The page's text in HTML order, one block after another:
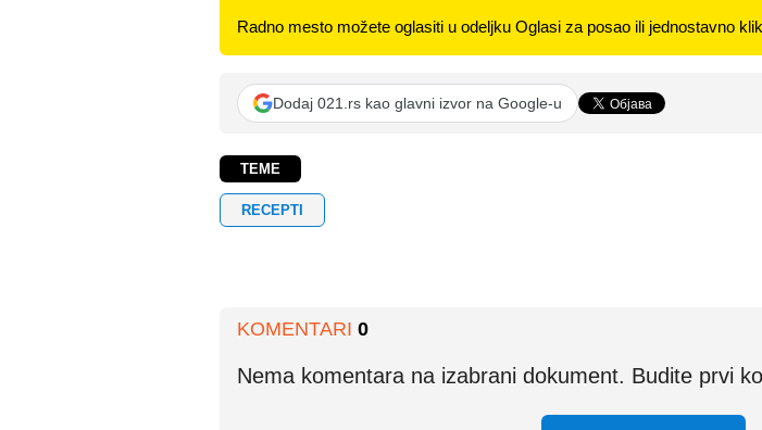
Radno mesto možete oglasiti u odeljku Oglasi za posao ili jednostavno
Dodaj 021.rs kao glavni izvor na Google-u
TEME
RECEPTI
KOMENTARI 0
Nema komentara na izabrani dokument. Budite prvi